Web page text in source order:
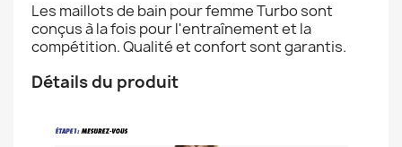
Les maillots de bain pour femme Turbo sont
conçus à la fois pour l'entraînement et la
compétition. Qualité et confort sont garantis.
Détails du produit